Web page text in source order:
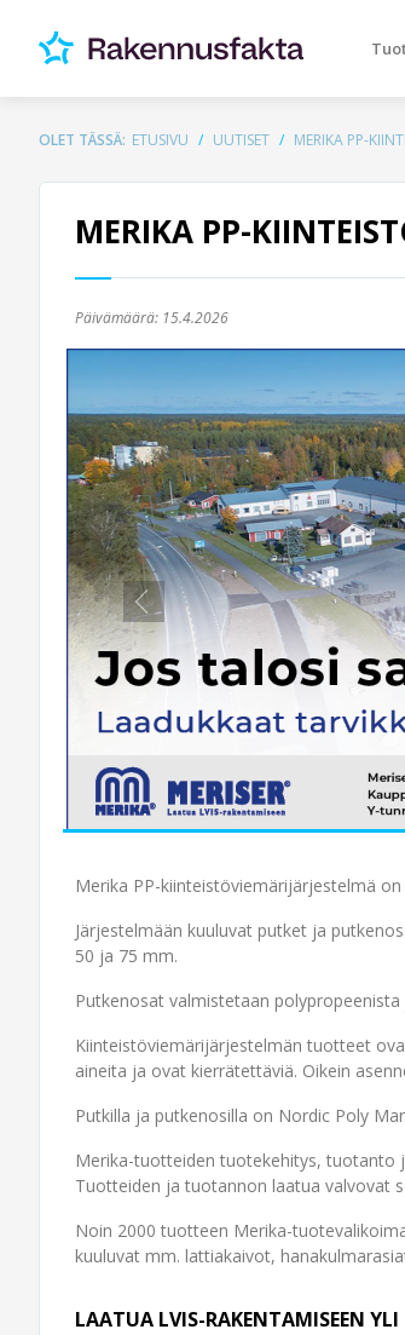
OLET TÄSSÄ: ETUSIVU UUTISET MERIKA PP-
MERIKA PP-
Päivämäärä: 15.4.2026
Previous
Merika PP-kiinteistöviemärijärjestelmä
Järjestelmään kuuluvat putket ja
50 ja 75 mm.
Putkenosat valmistetaan
Kiinteistöviemärijärjestelmän tuotteet
aineita ja ovat kierrätettäviä. Oikein
Putkilla ja putkenosilla on Nordic Poly
Merika-tuotteiden tuotekehitys, tuotanto
Tuotteiden ja tuotannon laatua valvovat
Noin 2000 tuotteen Merika-
kuuluvat mm. lattiakaivot,
LAATUA LVIS-RAKENTAMISEEN